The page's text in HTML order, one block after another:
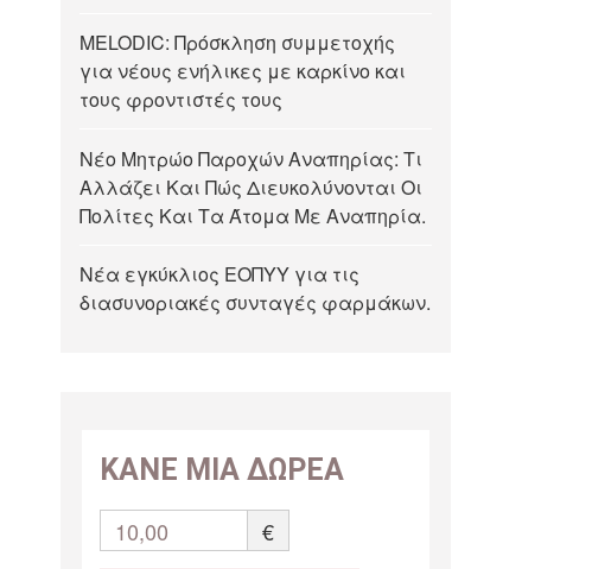
MELODIC: Πρόσκληση συμμετοχής
για νέους ενήλικες με καρκίνο και
τους φροντιστές τους
Νέο Μητρώο Παροχών Αναπηρίας: Τι
Αλλάζει Και Πώς Διευκολύνονται Οι
Πολίτες Και Τα Άτομα Με Αναπηρία.
Νέα εγκύκλιος ΕΟΠΥΥ για τις
διασυνοριακές συνταγές φαρμάκων.
ΚΑΝΕ ΜΙΑ ΔΩΡΕΑ
10,00 €